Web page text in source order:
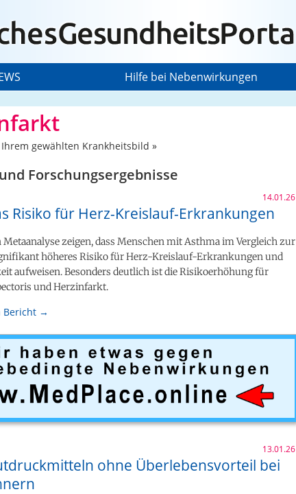
Hilfe bei Nebenwirkungen
gewählten Krankheitsbild »
Forschungs­ergebnisse
14.01.26
Risiko für Herz-Kreislauf-Erkrankungen
Metaanalyse zeigen, dass Menschen mit Asthma im Vergleich zur
höheres Risiko für Herz-Kreislauf-Erkrankungen und
aufweisen. Besonders deutlich ist die Risikoerhöhung für
und Herzinfarkt.
Bericht →
13.01.26
ohne Überlebensvorteil bei